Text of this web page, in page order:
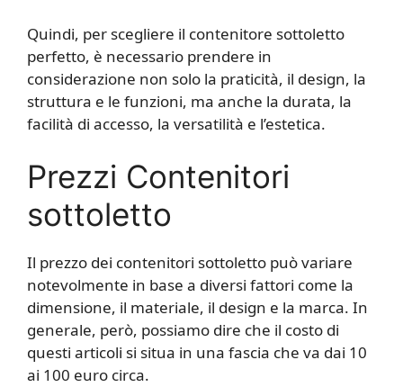
Quindi, per scegliere il contenitore sottoletto
perfetto, è necessario prendere in
considerazione non solo la praticità, il design, la
struttura e le funzioni, ma anche la durata, la
facilità di accesso, la versatilità e l’estetica.
Prezzi Contenitori
sottoletto
Il prezzo dei contenitori sottoletto può variare
notevolmente in base a diversi fattori come la
dimensione, il materiale, il design e la marca. In
generale, però, possiamo dire che il costo di
questi articoli si situa in una fascia che va dai 10
ai 100 euro circa.